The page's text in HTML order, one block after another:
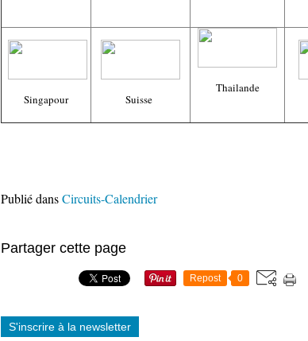
Singapour Suisse
Thailande
Publié dansCircuits-Calendrier
Partager cette page
Repost 0
S'inscrire à la newsletter